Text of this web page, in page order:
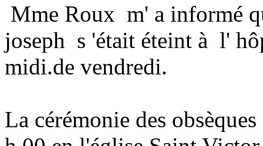
Mme Roux m' a informé
joseph s 'était éteint à l'
midi.de vendredi.
La cérémonie des